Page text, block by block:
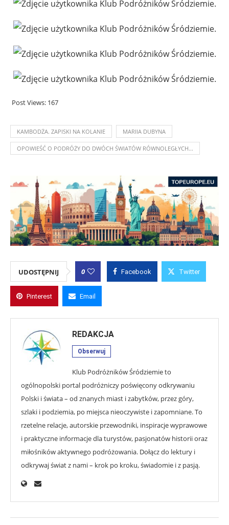
Post Views: 167
KAMBODŻA. ZAPISKI NA KOLANIE MARIIA DUBYNA
OPOWIEŚĆ O PODRÓŻY DO DWÓCH ŚWIATÓW RÓWNOLEGŁYCH...
UDOSTĘPNIJ 0 Facebook Twitter
Pinterest Email
REDAKCJA
Obserwuj
Klub Podróżników Śródziemie to
ogólnopolski portal podróżniczy poświęcony odkrywaniu
Polski i świata – od znanych miast i zabytków, przez góry,
szlaki i podziemia, po miejsca nieoczywiste i zapomniane. To
rzetelne relacje, autorskie przewodniki, inspiracje wyprawowe
i praktyczne informacje dla turystów, pasjonatów historii oraz
miłośników aktywnego podróżowania. Dołącz do lektury i
odkrywaj świat z nami – krok po kroku, świadomie i z pasją.